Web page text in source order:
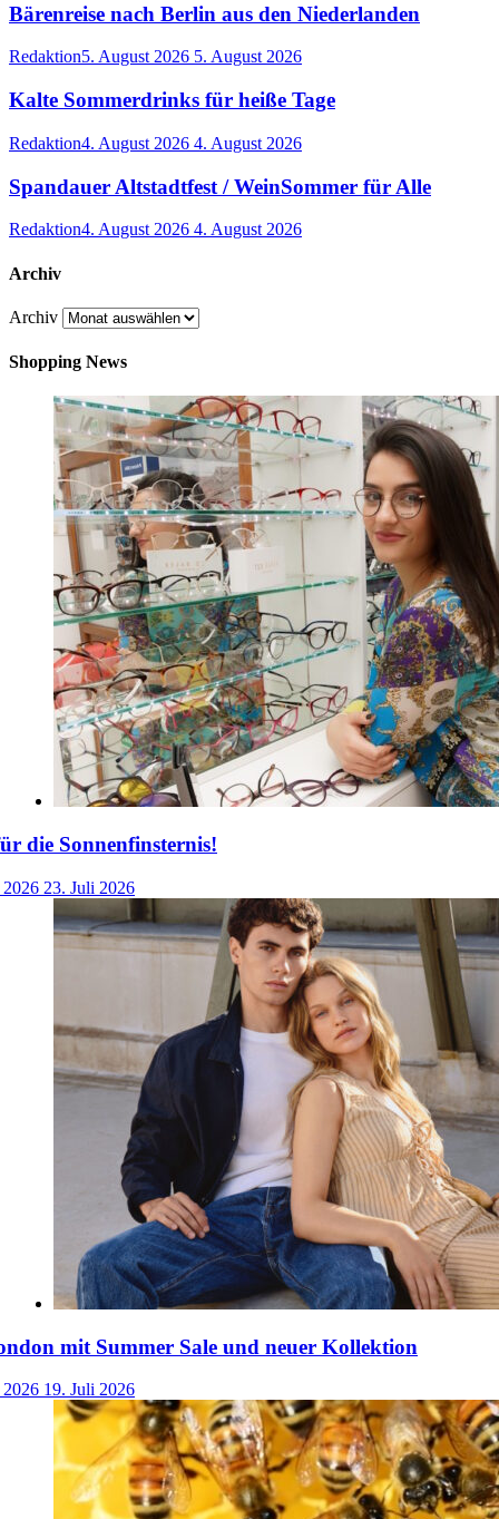
Bärenreise nach Berlin aus den Niederlanden
Redaktion5. August 2026 5. August 2026
Kalte Sommerdrinks für heiße Tage
Redaktion4. August 2026 4. August 2026
Spandauer Altstadtfest / WeinSommer für Alle
Redaktion4. August 2026 4. August 2026
Archiv
Archiv
Shopping News
die Sonnenfinsternis!
23. Juli 2026
mit Summer Sale und neuer Kollektion
19. Juli 2026